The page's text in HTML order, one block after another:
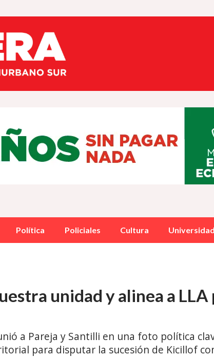
Política Policiales Cultura
unidad y alinea a
a Pareja y Santilli en una foto política
para disputar la sucesión de Kicillof